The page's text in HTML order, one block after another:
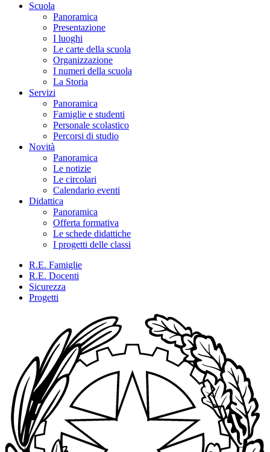
Scuola
Panoramica
Presentazione
I luoghi
Le carte della scuola
Organizzazione
I numeri della scuola
La Storia
Servizi
Panoramica
Famiglie e studenti
Personale scolastico
Percorsi di studio
Novità
Panoramica
Le notizie
Le circolari
Calendario eventi
Didattica
Panoramica
Offerta formativa
Le schede didattiche
I progetti delle classi
R.E. Famiglie
R.E. Docenti
Sicurezza
Progetti